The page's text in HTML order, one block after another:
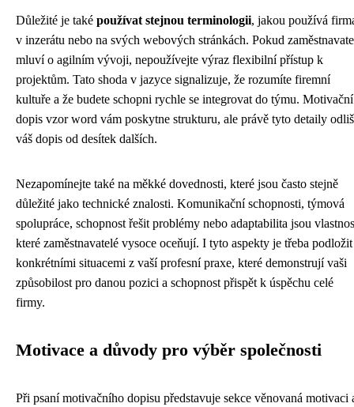
Důležité je také používat stejnou terminologii, jakou používá
v inzerátu nebo na svých webových stránkách. Pokud
mluví o agilním vývoji, nepoužívejte výraz flexibilní přístup k
projektům. Tato shoda v jazyce signalizuje, že rozumíte firemní
kultuře a že budete schopni rychle se integrovat do týmu. Motivační
dopis vzor word vám poskytne strukturu, ale právě tyto detaily
váš dopis od desítek dalších.
Nezapomínejte také na měkké dovednosti, které jsou často stejně
důležité jako technické znalosti. Komunikační schopnosti, týmová
spolupráce, schopnost řešit problémy nebo adaptabilita jsou
které zaměstnavatelé vysoce oceňují. I tyto aspekty je třeba podložit
konkrétními situacemi z vaší profesní praxe, které demonstrují vaši
způsobilost pro danou pozici a schopnost přispět k úspěchu celé
firmy.
Motivace a důvody pro výběr společnosti
Při psaní motivačního dopisu představuje sekce věnovaná motivaci